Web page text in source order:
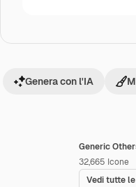
Generic
32,665 Icone
Vedi tutte
Genera con l'IA